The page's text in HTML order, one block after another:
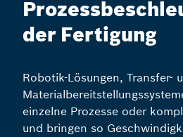
der Fertigung
Robotik-Lösungen, Transfer-
einzelne Prozesse oder
und bringen so